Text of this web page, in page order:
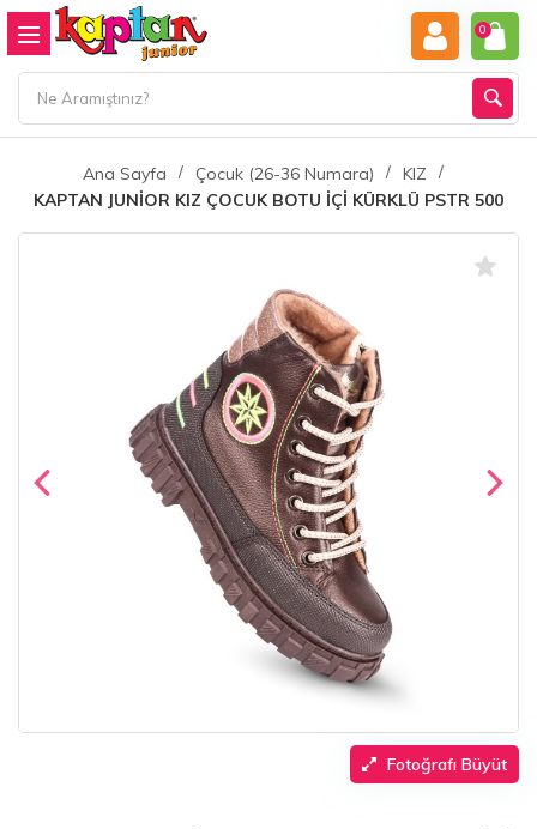
0
Ana Sayfa Çocuk (26-36 Numara)
KIZ
KAPTAN JUNİOR KIZ ÇOCUK BOTU İÇİ KÜRKLÜ PSTR 500
Fotoğrafı Büyüt